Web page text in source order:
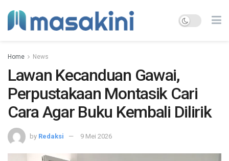
Home News
Lawan Kecanduan Gawai,
Perpustakaan Montasik Cari
Cara Agar Buku Kembali Dilirik
by Redaksi 9 Mei 2026